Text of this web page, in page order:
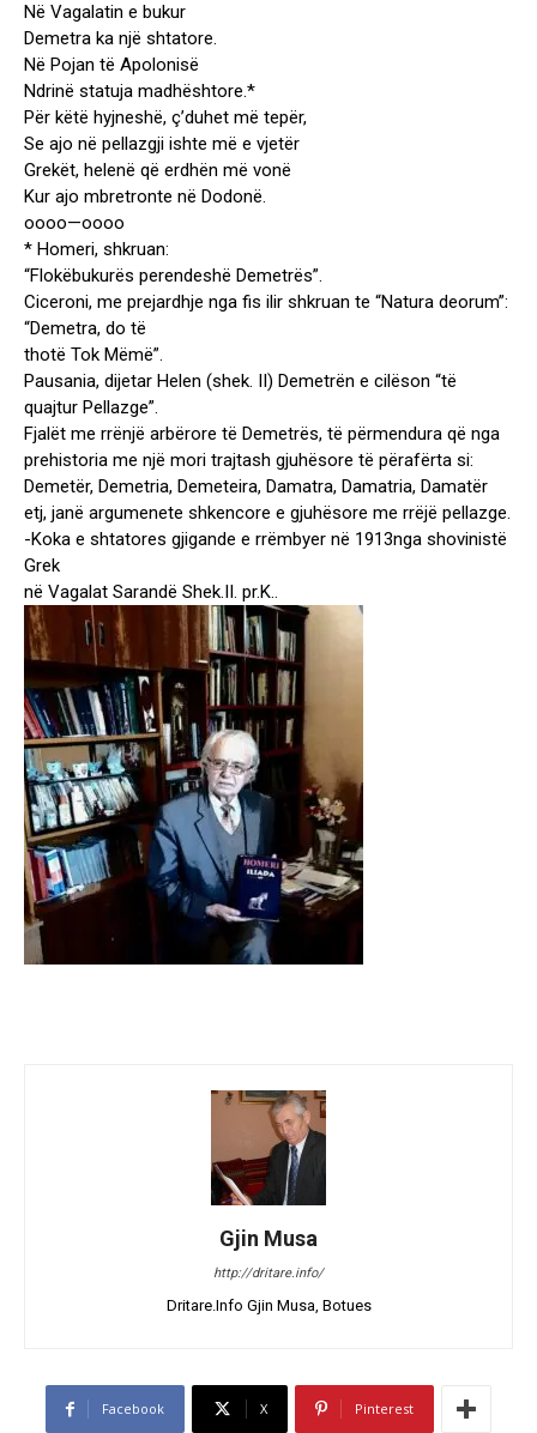
Në Vagalatin e bukur
Demetra ka një shtatore.
Në Pojan të Apolonisë
Ndrinë statuja madhështore.*
Për këtë hyjneshë, ç’duhet më tepër,
Se ajo në pellazgji ishte më e vjetër
Grekët, helenë që erdhën më vonë
Kur ajo mbretronte në Dodonë.
oooo—oooo
* Homeri, shkruan:
“Flokëbukurës perendeshë Demetrës”.
Ciceroni, me prejardhje nga fis ilir shkruan te “Natura deorum”:
“Demetra, do të
thotë Tok Mëmë”.
Pausania, dijetar Helen (shek. II) Demetrën e cilëson “të
quajtur Pellazge”.
Fjalët me rrënjë arbërore të Demetrës, të përmendura që nga
prehistoria me një mori trajtash gjuhësore të përafërta si:
Demetër, Demetria, Demeteira, Damatra, Damatria, Damatër
etj, janë argumenete shkencore e gjuhësore me rrëjë pellazge.
-Koka e shtatores gjigande e rrëmbyer në 1913nga shovinistë
Grek
në Vagalat Sarandë Shek.II. pr.K..
Gjin Musa
http://dritare.info/
Dritare.Info Gjin Musa, Botues
Facebook X Pinterest